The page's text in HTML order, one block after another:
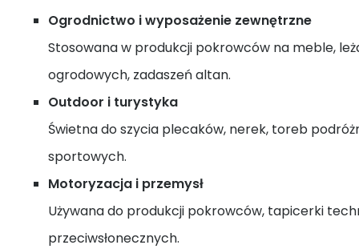
Ogrodnictwo i wyposażenie zewnętrzne
Stosowana w produkcji pokrowców na meble,
ogrodowych, zadaszeń altan.
Outdoor i turystyka
Świetna do szycia plecaków, nerek, toreb
sportowych.
Motoryzacja i przemysł
Używana do produkcji pokrowców, tapicerki
przeciwsłonecznych.